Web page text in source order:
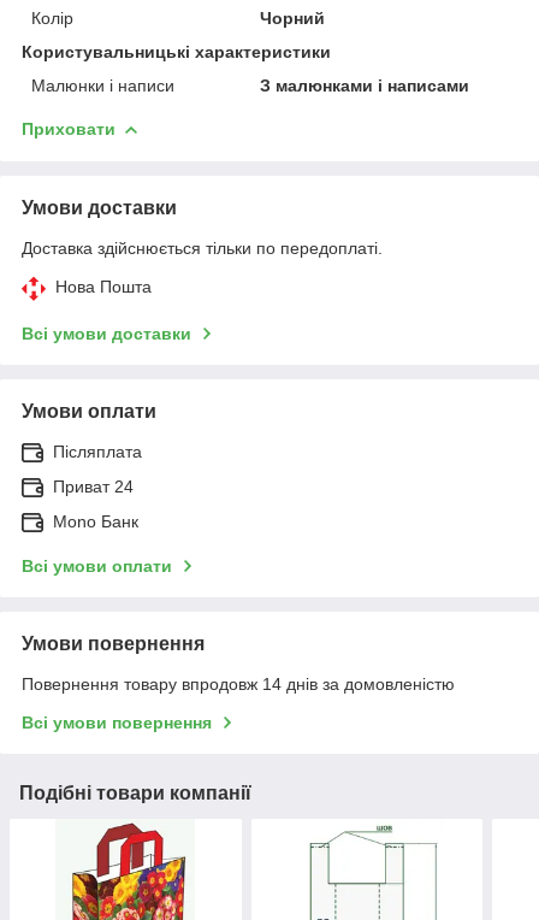
Колір
Чорний
Користувальницькі характеристики
Малюнки і написи
З малюнками і написами
Приховати
Умови доставки
Доставка здійснюється тільки по передоплаті.
Нова Пошта
Всі умови доставки
Умови оплати
Післяплата
Приват 24
Mono Банк
Всі умови оплати
Умови повернення
Повернення товару впродовж 14 днів за домовленістю
Всі умови повернення
Подібні товари компанії